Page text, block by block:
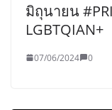
มิถุนายน
LGBTQIAN+
07/06/2024 0